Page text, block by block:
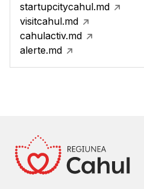
startupcitycahul.md
visitcahul.md
cahulactiv.md
alerte.md